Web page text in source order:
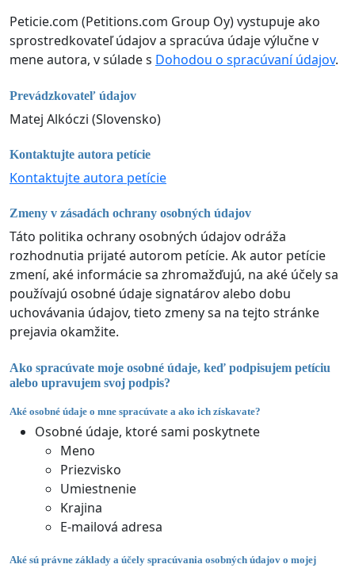
Peticie.com (Petitions.com Group Oy) vystupuje ako
sprostredkovateľ údajov a spracúva údaje výlučne v
mene autora, v súlade s Dohodou o spracúvaní údajov.
Prevádzkovateľ údajov
Matej Alkóczi (Slovensko)
Kontaktujte autora petície
Kontaktujte autora petície
Zmeny v zásadách ochrany osobných údajov
Táto politika ochrany osobných údajov odráža
rozhodnutia prijaté autorom petície. Ak autor petície
zmení, aké informácie sa zhromažďujú, na aké účely sa
používajú osobné údaje signatárov alebo dobu
uchovávania údajov, tieto zmeny sa na tejto stránke
prejavia okamžite.
Ako spracúvate moje osobné údaje, keď podpisujem petíciu
alebo upravujem svoj podpis?
Aké osobné údaje o mne spracúvate a ako ich získavate?
Osobné údaje, ktoré sami poskytnete
Meno
Priezvisko
Umiestnenie
Krajina
E-mailová adresa
Aké sú právne základy a účely spracúvania osobných údajov o mojej